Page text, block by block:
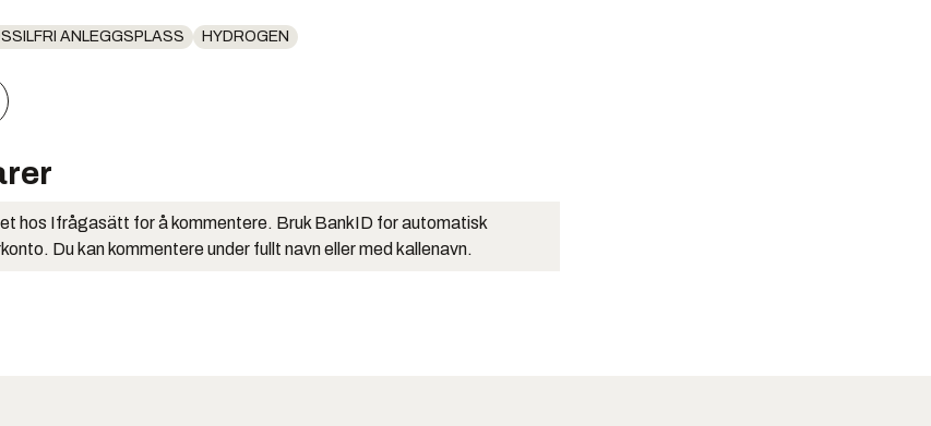
ANLEGGSPLASS HYDROGEN
hos Ifrågasätt for å kommentere. Bruk BankID for automatisk
Du kan kommentere under fullt navn eller med kallenavn.